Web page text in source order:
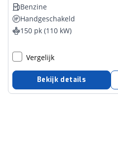
Benzine
Handgeschakeld
150 pk (110 kW)
Vergelijk
Bekijk details